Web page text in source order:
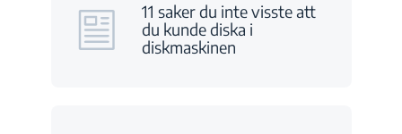
11 saker du inte visste att
du kunde diska i
diskmaskinen